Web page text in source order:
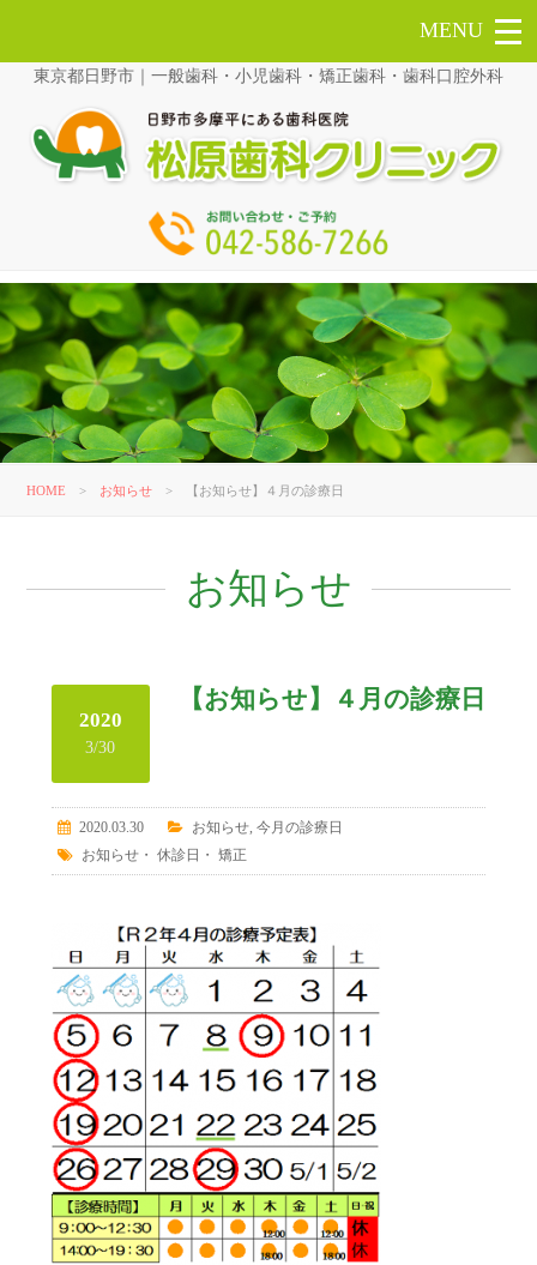
東京都日野市｜一般歯科・小児歯科・矯正歯科・歯科口腔外科
HOME > お知らせ > 【お知らせ】４月の診療日
お知らせ
2020
3/30
【お知らせ】４月の診療日
2020.03.30 お知らせ, 今月の診療日
お知らせ・ 休診日 ・ 矯正